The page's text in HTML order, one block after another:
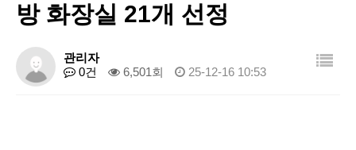
방 화장실 21개 선정
관리자
0건
6,501회 25-12-16 10:53